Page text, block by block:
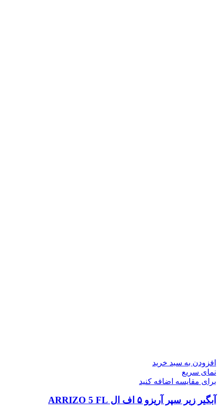
افزودن به سبد خرید
نمای سریع
برای مقایسه اضافه کنید
آبگیر زیر سپر آریزو ۵ اف ال ARRIZO 5 FL